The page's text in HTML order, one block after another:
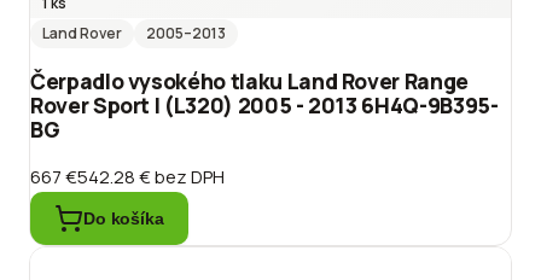
Land Rover
2005–2013
Čerpadlo vysokého tlaku Land Rover Range
Rover Sport I (L320) 2005 - 2013 6H4Q-9B395-
BG
667 €542.28 €bez DPH
Do košíka